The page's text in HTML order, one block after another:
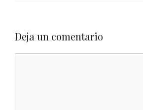
Deja un comentario